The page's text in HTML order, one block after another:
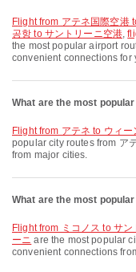
flight from アテネ国際空港
공항 to サントリーニ空港,
the most popular airport
convenient connections for
What are the most
flight from アテネ to ウィー
popular city routes from ア
from major cities.
What are the most
flight from ミコノス to サン
ーニ are the most popular
convenient connections